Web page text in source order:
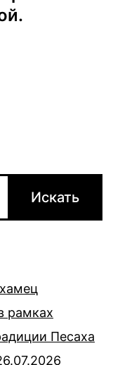
рамках
Песаха